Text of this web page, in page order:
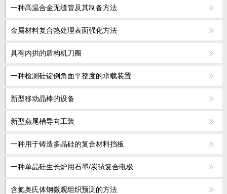
一种高温合金无缝管及其制备方法
金属材料复合热处理表面强化方法
具有内拱的盾构机刀圈
一种检测硅锭倒角面平整度的承载装置
新型移动晶棒的设备
新型燕尾槽导向工装
一种用于铸造多晶硅的复合材料挡板
一种单晶硅生长炉用石墨/炭毡复合电极
含氮奥氏体钢微观组织预测的方法